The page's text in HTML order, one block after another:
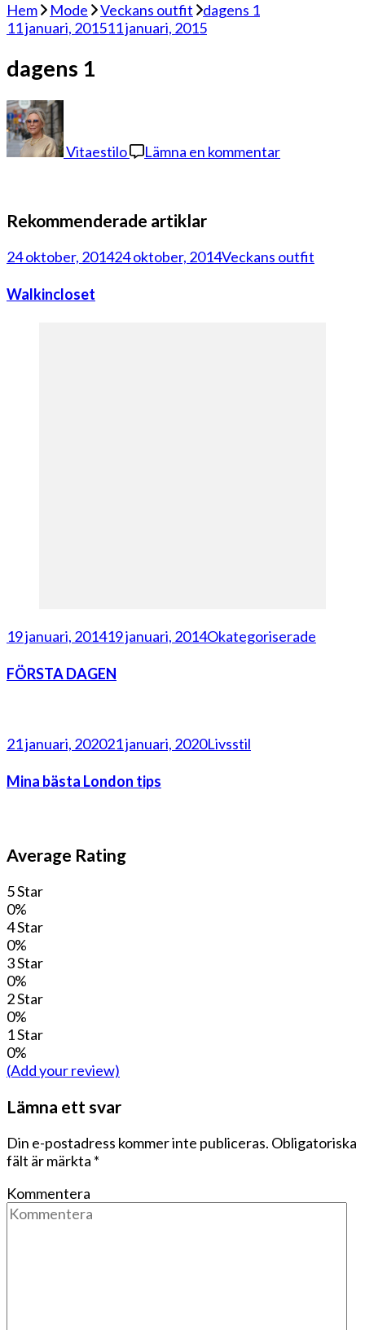
Hem Mode Veckans outfit
dagens 1
11 januari, 201511 januari, 2015
dagens 1
Vitaestilo Lämna en kommentar
Rekommenderade artiklar
24 oktober, 201424 oktober, 2014Veckans outfit
Walkincloset
19 januari, 201419 januari, 2014Okategoriserade
FÖRSTA DAGEN
21 januari, 202021 januari, 2020Livsstil
Mina bästa London tips
Average Rating
5 Star
0%
4 Star
0%
3 Star
0%
2 Star
0%
1 Star
0%
(Add your review)
Lämna ett svar
Din e-postadress kommer inte publiceras. Obligatoriska
fält är märkta *
Kommentera